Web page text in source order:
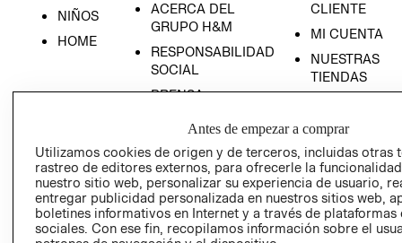
NIÑOS
HOME
ACERCA DEL
GRUPO H&M
RESPONSABILIDAD
SOCIAL
PRENSA
INVERSIONISTAS
POLÍTICA
EMPRESARIAL
CLIENTE
MI CUENTA
NUESTRAS
TIENDAS
TIENDA
TÉRMINOS Y
CONDICIONES
AVISO DE
PRIVACIDAD
Antes de empezar a comprar
Utilizamos cookies de origen y de terceros, incluidas otras
rastreo de editores externos, para ofrecerle la
nuestro sitio web, personalizar su experiencia de usuario,
entregar publicidad personalizada en nuestros sitios web,
boletines informativos en Internet y a través de plataformas
sociales. Con ese fin, recopilamos información sobre el